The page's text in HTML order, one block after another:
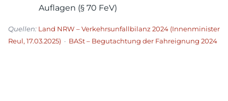
Auflagen (§ 70 FeV)
Quellen: Land NRW – Verkehrsunfallbilanz 2024 (Innenminister
Reul, 17.03.2025) · BASt – Begutachtung der Fahreignung 2024